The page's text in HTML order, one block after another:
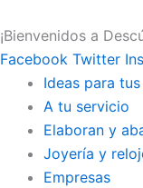
al
contenido
¡Bienvenidos a
Facebook Twitter
Ideas para
A tu servicio
Elaboran y
Joyería y
Empresas